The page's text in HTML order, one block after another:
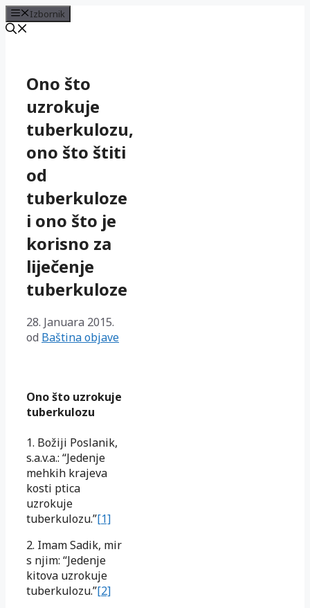
Izbornik
sadržajOno što
uzrokuje
tuberkulozu,
ono što štiti
od
tuberkuloze
i ono što je
korisno za
liječenje
tuberkuloze
28. Januara 2015.
od Baština objave
Ono što uzrokuje
tuberkulozu
1. Božiji Poslanik,
s.a.v.a.: “Jedenje
mehkih krajeva
kosti ptica
uzrokuje
tuberkulozu.”[1]
2. Imam Sadik, mir
s njim: “Jedenje
kitova uzrokuje
tuberkulozu.”[2]